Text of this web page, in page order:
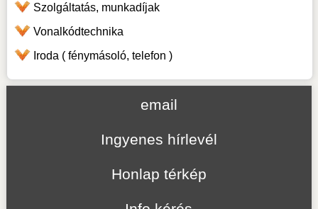
Szolgáltatás, munkadíjak
Vonalkódtechnika
Iroda ( fénymásoló, telefon )
email
Ingyenes hírlevél
Honlap térkép